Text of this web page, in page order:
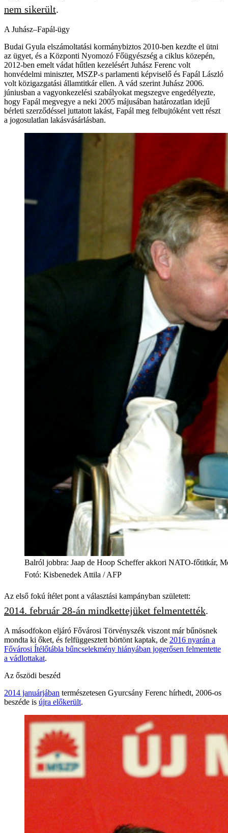
nem sikerült.
A Juhász–Fapál-ügy
Budai Gyula elszámoltatási kormánybiztos 2010-ben kezdte el ütni
az ügyet, és a Központi Nyomozó Főügyészség a ciklus közepén,
2012-ben emelt vádat hűtlen kezelésért Juhász Ferenc volt
honvédelmi miniszter, MSZP-s parlamenti képviselő és Fapál László
volt közigazgatási államtitkár ellen. A vád szerint Juhász 2006.
júniusban a vagyonkezelési szabályokat megszegve engedélyezte,
hogy Fapál megvegye a neki 2005 májusában határozatlan idejű
bérleti szerződéssel juttatott lakást, Fapál meg felbujtóként vett részt
a jogosulatlan lakásvásárlásban.
Balról jobbra: Jaap de Hoop Scheffer akkori NATO-főtitkár,
Fotó: Kisbenedek Attila / AFP
Az első fokú ítélet pont a választási kampányban született:
2014. február 28-án mindkettejüket felmentették.
A másodfokon eljáró Fővárosi Törvényszék viszont már bűnösnek
mondta ki őket, és felfüggesztett börtönt kaptak, de 2016 nyarán a
Fővárosi Ítélőtábla bűncselekmény hiányában jogerősen felmentette
a vádlottakat.
Az őszödi beszéd
2014 januárjában természetesen Gyurcsány Ferenc hírhedt, 2006-os
beszéde is újra előkerült.